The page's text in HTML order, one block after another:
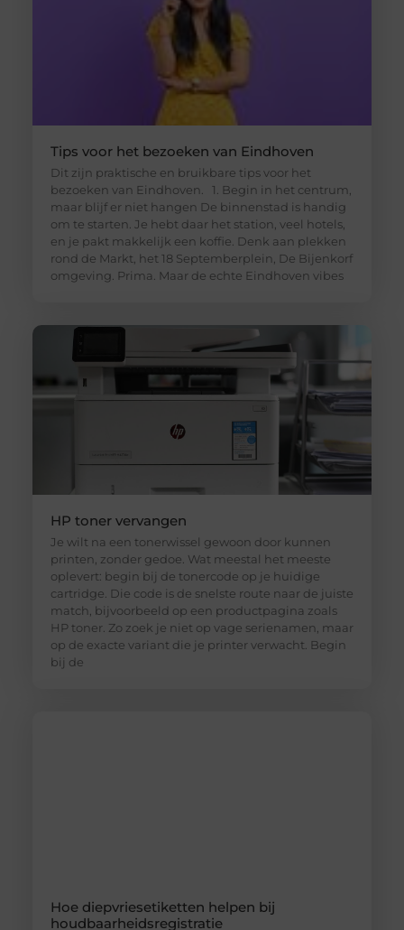
Tips voor het bezoeken van Eindhoven
Dit zijn praktische en bruikbare tips voor het
bezoeken van Eindhoven. 1. Begin in het centrum,
maar blijf er niet hangen De binnenstad is handig
om te starten. Je hebt daar het station, veel hotels,
en je pakt makkelijk een koffie. Denk aan plekken
rond de Markt, het 18 Septemberplein, De Bijenkorf
omgeving. Prima. Maar de echte Eindhoven vibes
HP toner vervangen
Je wilt na een tonerwissel gewoon door kunnen
printen, zonder gedoe. Wat meestal het meeste
oplevert: begin bij de tonercode op je huidige
cartridge. Die code is de snelste route naar de juiste
match, bijvoorbeeld op een productpagina zoals
HP toner. Zo zoek je niet op vage serienamen, maar
op de exacte variant die je printer verwacht. Begin
bij de
Hoe diepvriesetiketten helpen bij
houdbaarheidsregistratie